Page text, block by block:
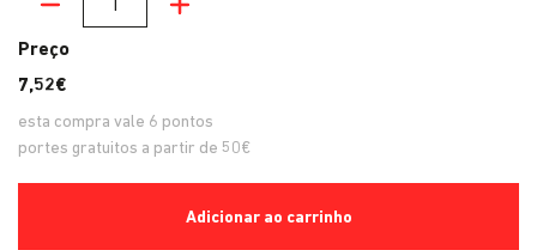
Preço
7,52€
esta compra vale 6 pontos
portes gratuitos a partir de 50€
Adicionar ao carrinho